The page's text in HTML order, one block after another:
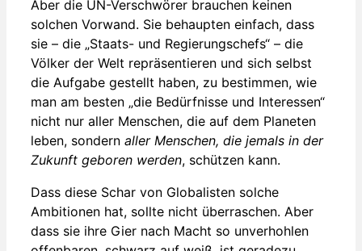
Aber die UN-Verschwörer brauchen keinen
solchen Vorwand. Sie behaupten einfach, dass
sie – die „Staats- und Regierungschefs“ – die
Völker der Welt repräsentieren und sich selbst
die Aufgabe gestellt haben, zu bestimmen, wie
man am besten „die Bedürfnisse und Interessen“
nicht nur aller Menschen, die auf dem Planeten
leben, sondern aller Menschen, die jemals in der
Zukunft geboren werden, schützen kann.
Dass diese Schar von Globalisten solche
Ambitionen hat, sollte nicht überraschen. Aber
dass sie ihre Gier nach Macht so unverhohlen